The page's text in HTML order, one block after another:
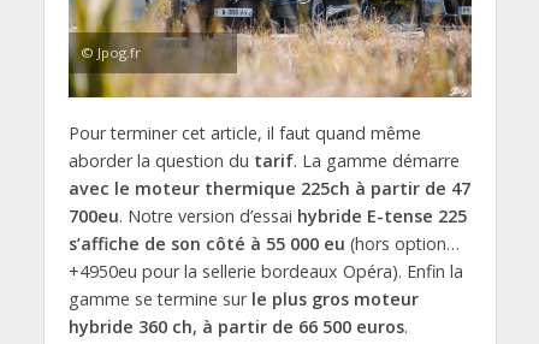
© Jpog.fr
Pour terminer cet article, il faut quand même
aborder la question du tarif. La gamme démarre
avec le moteur thermique 225ch à partir de 47
700eu. Notre version d’essai hybride E-tense 225
s’affiche de son côté à 55 000 eu (hors option…
+4950eu pour la sellerie bordeaux Opéra). Enfin la
gamme se termine sur le plus gros moteur
hybride 360 ch, à partir de 66 500 euros.